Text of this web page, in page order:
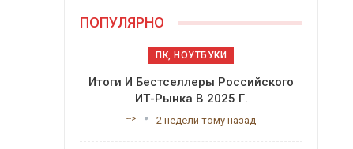
ПОПУЛЯРНО
ПК, НОУТБУКИ
Итоги И Бестселлеры Российского
ИТ-Рынка В 2025 Г.
--> 2 недели тому назад